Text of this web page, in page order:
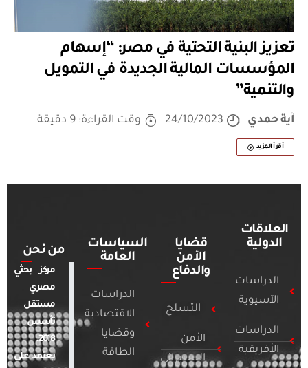
تعزيز البنية التحتية في مصر: “إسهام
المؤسسات المالية الجديدة في التمويل
والتنمية”
آية حمدي 24/10/2023 وقت القراءة: 9 دقيقة
أقرأ المزيد
العلاقات
الدولية
الدراسات
الآسيوية
الدراسات
الأفريقية
قضايا
الأمن
والدفاع
التسلح
الأمن
السيبراني
السياسات
العامة
الدراسات
الاقتصادية
وقضايا
الطاقة
من نحن
مركز بحثي
مصري
مستقل
تأسس
2018.
يعتمد على